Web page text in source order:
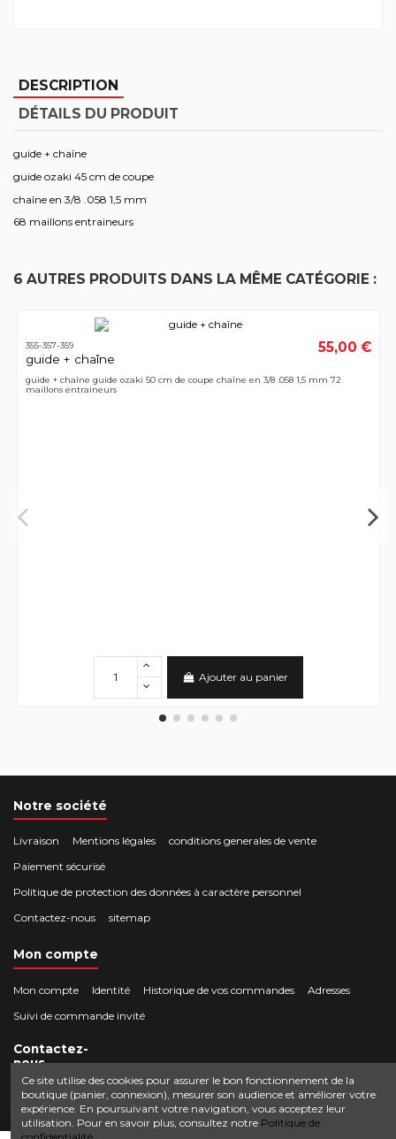
DESCRIPTION
DÉTAILS DU PRODUIT
guide + chaîne
guide ozaki 45 cm de coupe
chaîne en 3/8 .058 1,5 mm
68 maillons entraineurs
6 AUTRES PRODUITS DANS LA MÊME CATÉGORIE :
355-357-359
guide + chaîne
55,00 €
guide + chaîne guide ozaki 50 cm de coupe chaîne en 3/8 .058 1,5 mm 72
maillons entraineurs
Ajouter au panier
Notre société
Livraison Mentions légales
conditions generales de vente
Paiement sécurisé
Politique de protection des données à caractère personnel
Contactez-nous
sitemap
Mon compte
Mon compte Identité Historique de vos commandes
Adresses
Suivi de commande invité
Contactez-
nous
Crocbois-motoculture.com
50 route de Villefort 48800 Pied-de-Borne
0624436257
Ce site utilise des cookies pour assurer le bon fonctionnement de la
boutique (panier, connexion), mesurer son audience et améliorer votre
expérience. En poursuivant votre navigation, vous acceptez leur
utilisation. Pour en savoir plus, consultez notre Politique de